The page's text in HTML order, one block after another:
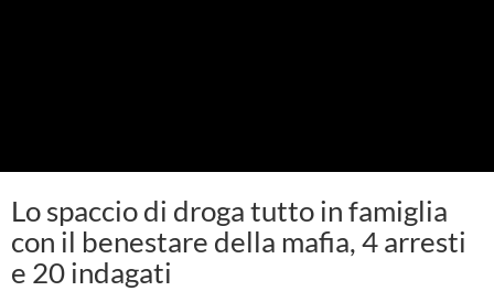
Lo spaccio di droga tutto in famiglia
con il benestare della mafia, 4 arresti
e 20 indagati